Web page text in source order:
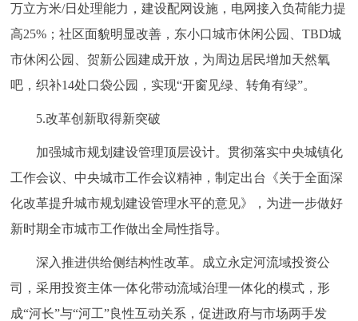
万立方米/日处理能力，建设配网设施，电网接入负荷能力提
高25%；社区面貌明显改善，东小口城市休闲公园、TBD城
市休闲公园、贺新公园建成开放，为周边居民增加天然氧
吧，织补14处口袋公园，实现“开窗见绿、转角有绿”。
5.改革创新取得新突破
加强城市规划建设管理顶层设计。贯彻落实中央城镇化
工作会议、中央城市工作会议精神，制定出台《关于全面深
化改革提升城市规划建设管理水平的意见》，为进一步做好
新时期全市城市工作做出全局性指导。
深入推进供给侧结构性改革。成立永定河流域投资公
司，采用投资主体一体化带动流域治理一体化的模式，形
成“河长”与“河工”良性互动关系，促进政府与市场两手发